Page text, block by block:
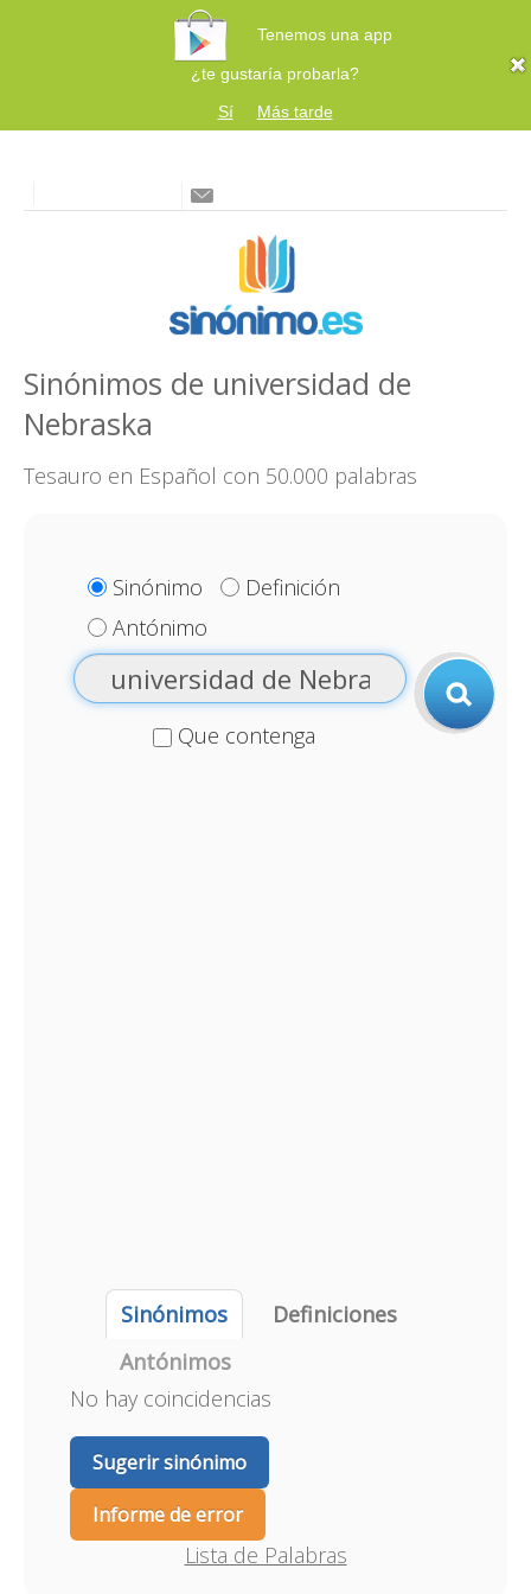
Tenemos una app
¿te gustaría probarla?
Sí
Más tarde
Sinónimos de universidad de
Nebraska
Tesauro en Español con 50.000 palabras
Sinónimo
Definición
Antónimo
Que contenga
Sinónimos
Definiciones
Antónimos
No hay coincidencias
Sugerir sinónimo
Informe de error
Lista de Palabras